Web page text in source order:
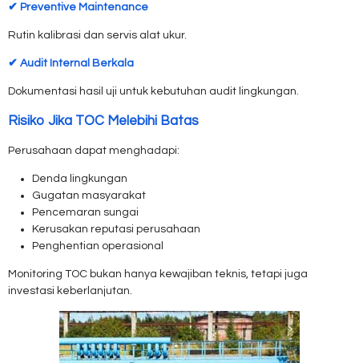
✔ Preventive Maintenance
Rutin kalibrasi dan servis alat ukur.
✔ Audit Internal Berkala
Dokumentasi hasil uji untuk kebutuhan audit lingkungan.
Risiko Jika TOC Melebihi Batas
Perusahaan dapat menghadapi:
Denda lingkungan
Gugatan masyarakat
Pencemaran sungai
Kerusakan reputasi perusahaan
Penghentian operasional
Monitoring TOC bukan hanya kewajiban teknis, tetapi juga
investasi keberlanjutan.